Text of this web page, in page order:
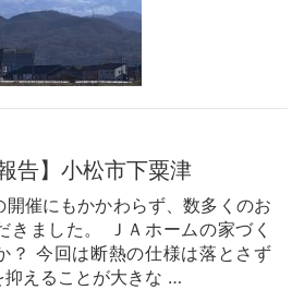
告】小松市下粟津
開催にもかかわらず、数多くのお
きました。 ＪＡホームの家づく
？ 今回は断熱の仕様は落とさず
抑えることが大きな …